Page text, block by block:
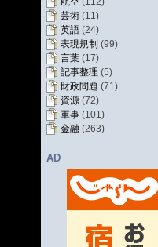
芸術 (11)
英語 (24)
表現規制 (99)
言葉 (17)
記事整理 (5)
財政問題 (71)
資源 (72)
軍事 (101)
金融 (263)
AD